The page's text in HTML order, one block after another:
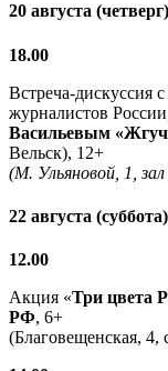
20 августа (четверг)
18.00
Встреча-дискуссия
журналистов
Васильевым
Вельск), 12+
(М. Ульяновой, 1,
22 августа (суббота)
12.00
Акция «Три цвета
РФ, 6+
(Благовещенская,